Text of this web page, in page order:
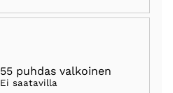
55 puhdas valkoinen
Ei saatavilla